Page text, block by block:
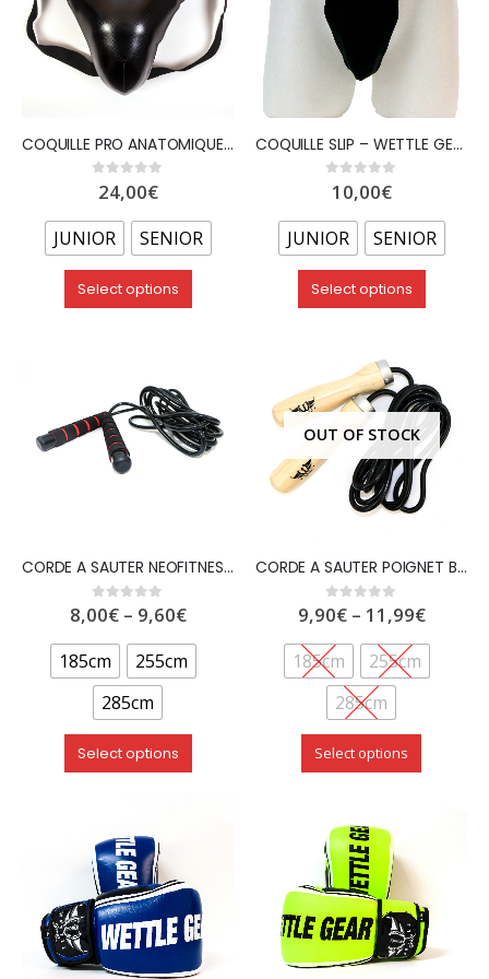
COQUILLE PRO ANATOMIQUE – WETTLE GEAR
0out of 5
24,00€
JUNIOR SENIOR
Select options
COQUILLE SLIP – WETTLE GEAR
out of 5
10,00€
JUNIOR SENIOR
Select options
CORDE A SAUTER NEOFITNESS – WETTLE GEAR
0out of 5
8,00€– 9,60€
185cm
255cm
285cm
Select options
OUT OF STOCK
CORDE A SAUTER POIGNET BOIS – WETTLE GEAR
0out of 5
9,90€– 11,99€
185cm
255cm
285cm
Select options